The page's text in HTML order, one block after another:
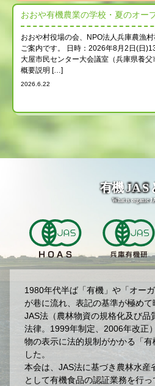
おおや有機農業の学校・夏のオー
おおや村役場の会、NPO法人兵庫農漁
ご案内です。 日時：2026年8月2日(日
大屋市民センター大会議室（兵庫県養
概要説明 […]
2026.6.22
1980年代半ば「有機」や「オー
が巷に流れ、表記の基準が極め
JAS法（農林物資の規格化及び品
法律。1999年制定、2006年改正
物の表示に法的規制がかかる「
した。
本会は、JAS法に基づき農林水産
として有機食品の認証業務を行っ